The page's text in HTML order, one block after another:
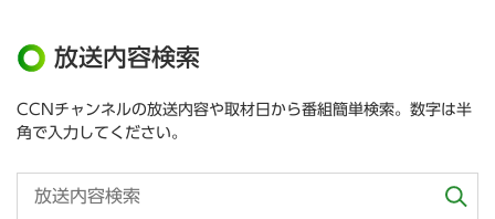
放送内容検索
CCNチャンネルの放送内容や取材日から番組簡単検索。数字は半
角で入力してください。